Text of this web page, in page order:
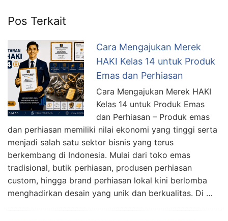
Pos Terkait
Cara Mengajukan Merek
HAKI Kelas 14 untuk Produk
Emas dan Perhiasan
Cara Mengajukan Merek HAKI
Kelas 14 untuk Produk Emas
dan Perhiasan – Produk emas
dan perhiasan memiliki nilai ekonomi yang tinggi serta
menjadi salah satu sektor bisnis yang terus
berkembang di Indonesia. Mulai dari toko emas
tradisional, butik perhiasan, produsen perhiasan
custom, hingga brand perhiasan lokal kini berlomba
menghadirkan desain yang unik dan berkualitas. Di …